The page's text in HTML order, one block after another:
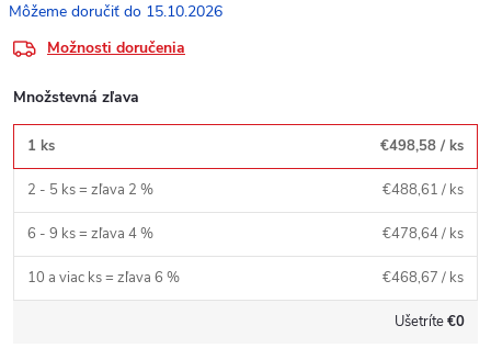
15.10.2026
Možnosti doručenia
Množstevná zľava
1 ks €498,58 / ks
2 - 5 ks = zľava 2 % €488,61 / ks
6 - 9 ks = zľava 4 % €478,64/ ks
10 a viac ks = zľava 6 % €468,67 / ks
Ušetríte€0